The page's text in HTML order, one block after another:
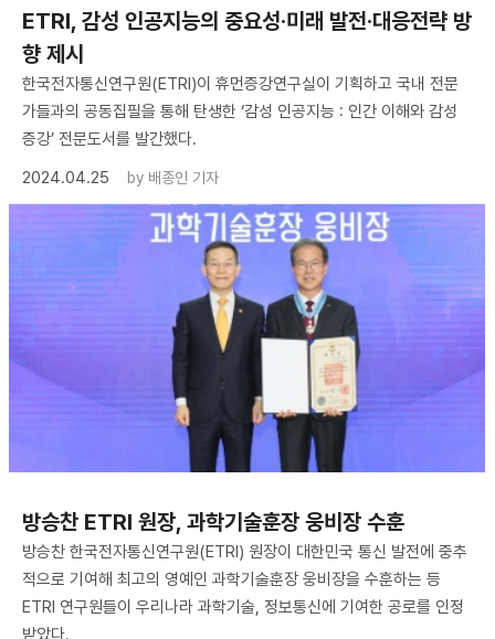
ETRI, 감성 인공지능의 중요성·미래 발전·대응전략 방
향 제시
한국전자통신연구원(ETRI)이 휴먼증강연구실이 기획하고 국내 전문
가들과의 공동집필을 통해 탄생한 ‘감성 인공지능 : 인간 이해와 감성
증강’ 전문도서를 발간했다.
2024.04.25
by 배종인 기자
방승찬 ETRI 원장, 과학기술훈장 웅비장 수훈
방승찬 한국전자통신연구원(ETRI) 원장이 대한민국 통신 발전에 중추
적으로 기여해 최고의 영예인 과학기술훈장 웅비장을 수훈하는 등
ETRI 연구원들이 우리나라 과학기술, 정보통신에 기여한 공로를 인정
받았다.